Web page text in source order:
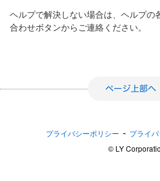
ヘルプで解決しない場合は、ヘルプの
合わせボタンからご連絡ください。
プライバシーポリシー - プライ
©︎ LY